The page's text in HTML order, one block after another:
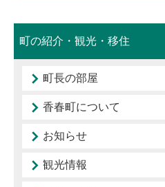
町の紹介・観光・移住
町長の部屋
香春町について
お知らせ
観光情報